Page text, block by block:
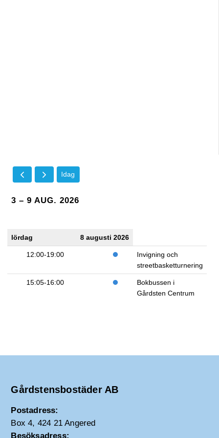
Idag
3 – 9 AUG. 2026
lördag 8 augusti 2026
12:00-19:00
Invigning och
streetbasketturnering
15:05-16:00
Bokbussen i
Gårdsten Centrum
Gårdstensbostäder AB
Postadress:
Box 4, 424 21 Angered
Besöksadress: